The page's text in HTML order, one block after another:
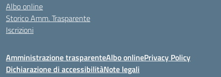
Albo online
Storico Amm. Trasparente
Iscrizioni
Amministrazione trasparenteAlbo onlinePrivacy Policy
Dichiarazione di accessibilitàNote legali